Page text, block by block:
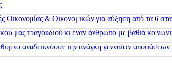
Οικονομίας & Οικονομικών για αύξηση από τα 6
μας τραγουδιού κι έναν άνθρωπο με βαθιά
αναδεικνύουν την ανάγκη γενναίων αποφάσεων